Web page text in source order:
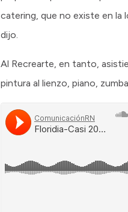
catering, que no existe en la
dijo.
Al Recrearte, en tanto,
pintura al lienzo, piano,